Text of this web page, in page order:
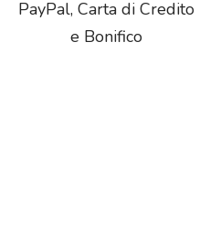
PayPal, Carta di Credito
e Bonifico